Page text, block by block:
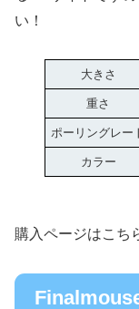
い！
大きさ
重さ
ポーリングレー
カラー
購入ページはこち